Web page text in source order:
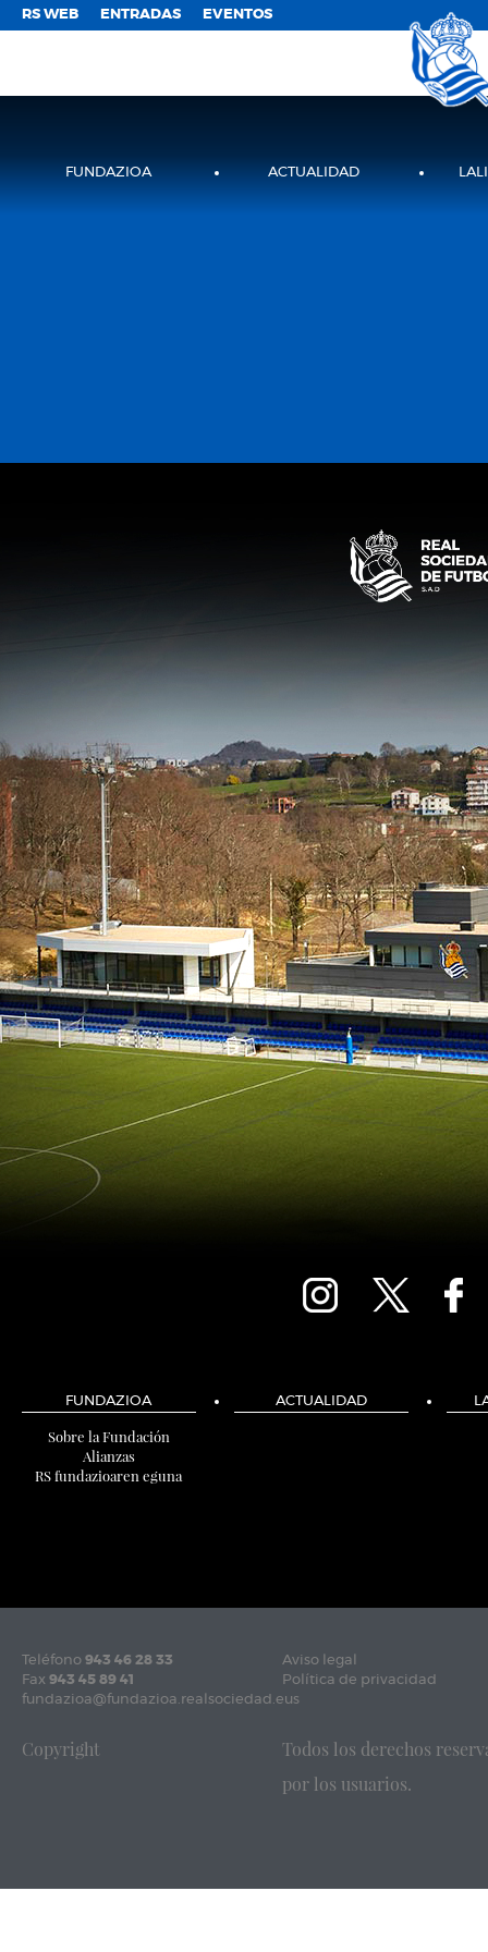
RS WEB ENTRADAS EVENTOS
FUNDAZIOA ACTUALIDAD
FUNDAZIOA
Sobre la Fundación
Alianzas
RS fundazioaren eguna
ACTUALIDAD
Teléfono 943 46 28 33
Fax 943 45 89 41
fundazioa@fundazioa.realsociedad.eus
Aviso legal
Política de privacidad
Copyright
Todos los derechos
por los usuarios.